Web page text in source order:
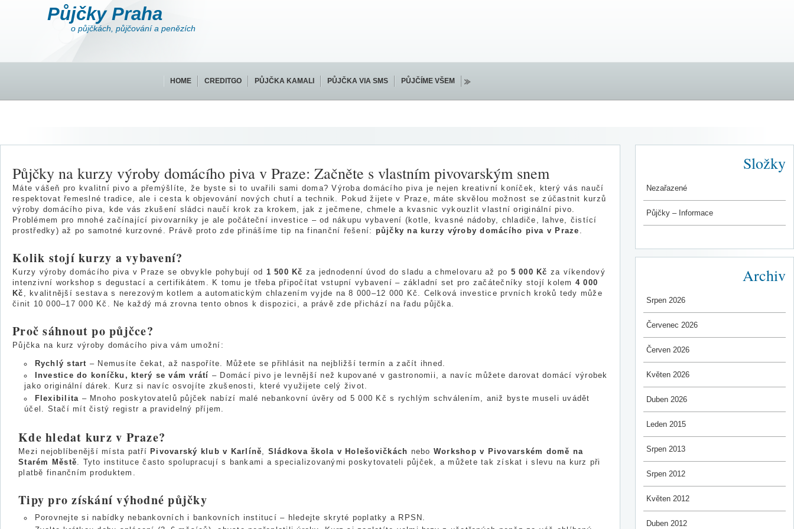
Půjčky Praha
o půjčkách, půjčování a penězích
Půjčky na kurzy výroby domácího piva v Praze: Začněte s vlastním pivovarským snem
Máte vášeň pro kvalitní pivo a přemýšlíte, že byste si to uvařili sami doma? Výroba domácího piva je nejen kreativní koníček, který vás naučí
respektovat řemeslné tradice, ale i cesta k objevování nových chutí a technik. Pokud žijete v Praze, máte skvělou možnost se zúčastnit kurzů
výroby domácího piva, kde vás zkušení sládci naučí krok za krokem, jak z ječmene, chmele a kvasnic vykouzlit vlastní originální pivo.
Problémem pro mnohé začínající pivovarníky je ale počáteční investice – od nákupu vybavení (kotle, kvasné nádoby, chladiče, lahve, čistící
prostředky) až po samotné kurzovné. Právě proto zde přinášíme tip na finanční řešení: půjčky na kurzy výroby domácího piva v Praze .
Kolik stojí kurzy a vybavení?
Kurzy výroby domácího piva v Praze se obvykle pohybují od 1 500 Kč za jednodenní úvod do sladu a chmelovaru až po 5 000 Kč za víkendový
intenzivní workshop s degustací a certifikátem. K tomu je třeba připočítat vstupní vybavení – základní set pro začátečníky stojí kolem 4 000
Kč , kvalitnější sestava s nerezovým kotlem a automatickým chlazením vyjde na 8 000–12 000 Kč. Celková investice prvních kroků tedy může
činit 10 000–17 000 Kč. Ne každý má zrovna tento obnos k dispozici, a právě zde přichází na řadu půjčka.
Proč sáhnout po půjčce?
Půjčka na kurz výroby domácího piva vám umožní:
Rychlý start – Nemusíte čekat, až naspoříte. Můžete se přihlásit na nejbližší termín a začít ihned.
Investice do koníčku, který se vám vrátí – Domácí pivo je levnější než kupované v gastronomii, a navíc můžete darovat domácí výrobek
jako originální dárek. Kurz si navíc osvojíte zkušenosti, které využijete celý život.
Flexibilita – Mnoho poskytovatelů půjček nabízí malé nebankovní úvěry od 5 000 Kč s rychlým schválením, aniž byste museli uvádět
účel. Stačí mít čistý registr a pravidelný příjem.
Kde hledat kurz v Praze?
Mezi nejoblíbenější místa patří Pivovarský klub v Karlíně, Sládkova škola v Holešovičkách nebo Workshop v Pivovarském domě na
Starém Městě. Tyto instituce často spolupracují s bankami a specializovanými poskytovateli půjček, a můžete tak získat i slevu na kurz při
platbě finančním produktem.
Tipy pro získání výhodné půjčky
Porovnejte si nabídky nebankovních i bankovních institucí – hledejte skryté poplatky a RPSN.
Složky
Nezařazené
Půjčky – Informace
Archiv
Srpen 2026
Červenec 2026
Červen 2026
Květen 2026
Duben 2026
Leden 2015
Srpen 2013
Srpen 2012
Květen 2012
Duben 2012
HOME CREDITGO PŮJČKA KAMALI PŮJČKA VIA SMS PŮJČÍME VŠEM